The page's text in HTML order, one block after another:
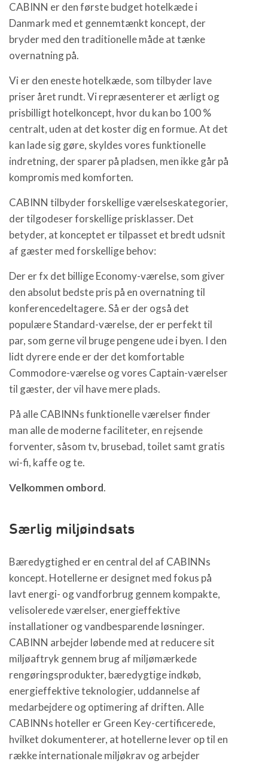
CABINN er den første budget hotelkæde i
Danmark med et gennemtænkt koncept, der
bryder med den traditionelle måde at tænke
overnatning på.
Vi er den eneste hotelkæde, som tilbyder lave
priser året rundt. Vi repræsenterer et ærligt og
prisbilligt hotelkoncept, hvor du kan bo 100 %
centralt, uden at det koster dig en formue. At det
kan lade sig gøre, skyldes vores funktionelle
indretning, der sparer på pladsen, men ikke går på
kompromis med komforten.
CABINN tilbyder forskellige værelseskategorier,
der tilgodeser forskellige prisklasser. Det
betyder, at konceptet er tilpasset et bredt udsnit
af gæster med forskellige behov:
Der er fx det billige Economy-værelse, som giver
den absolut bedste pris på en overnatning til
konferencedeltagere. Så er der også det
populære Standard-værelse, der er perfekt til
par, som gerne vil bruge pengene ude i byen. I den
lidt dyrere ende er der det komfortable
Commodore-værelse og vores Captain-værelser
til gæster, der vil have mere plads.
På alle CABINNs funktionelle værelser finder
man alle de moderne faciliteter, en rejsende
forventer, såsom tv, brusebad, toilet samt gratis
wi-fi, kaffe og te.
Velkommen ombord.
Særlig miljøindsats
Bæredygtighed er en central del af CABINNs
koncept. Hotellerne er designet med fokus på
lavt energi- og vandforbrug gennem kompakte,
velisolerede værelser, energieffektive
installationer og vandbesparende løsninger.
CABINN arbejder løbende med at reducere sit
miljøaftryk gennem brug af miljømærkede
rengøringsprodukter, bæredygtige indkøb,
energieffektive teknologier, uddannelse af
medarbejdere og optimering af driften. Alle
CABINNs hoteller er Green Key-certificerede,
hvilket dokumenterer, at hotellerne lever op til en
række internationale miljøkrav og arbejder